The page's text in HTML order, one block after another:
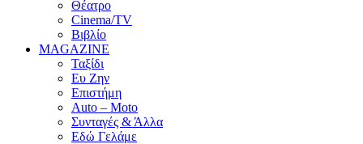
Θέατρο
Cinema/TV
Βιβλίο
MAGAZINE
Ταξίδι
Ευ Ζην
Επιστήμη
Auto – Moto
Συνταγές & Άλλα
Εδώ Γελάμε